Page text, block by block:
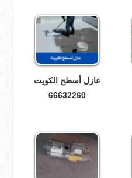
عازل أسطح الكويت
66632260